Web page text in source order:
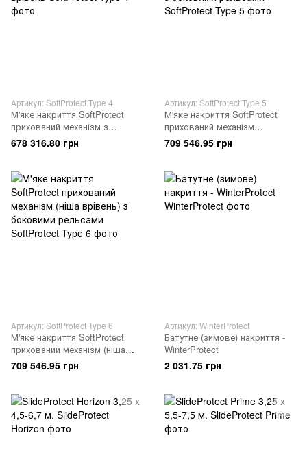
Артикул: SoftProtect Type 4
М'яке накриття SoftProtect
прихований механізм з
рельсами врівень
678 316.80 грн
Артикул: SoftProtect Type 5
М'яке накриття SoftProtect
прихований механізм
(припіднята ніша) з боковими
709 546.95 грн
Артикул: SoftProtect Type 6
М'яке накриття SoftProtect
прихований механізм (ніша
врівень) з боковими рельсами
709 546.95 грн
Артикул: WinterProtect
Батутне (зимове) накриття -
WinterProtect
2 031.75 грн